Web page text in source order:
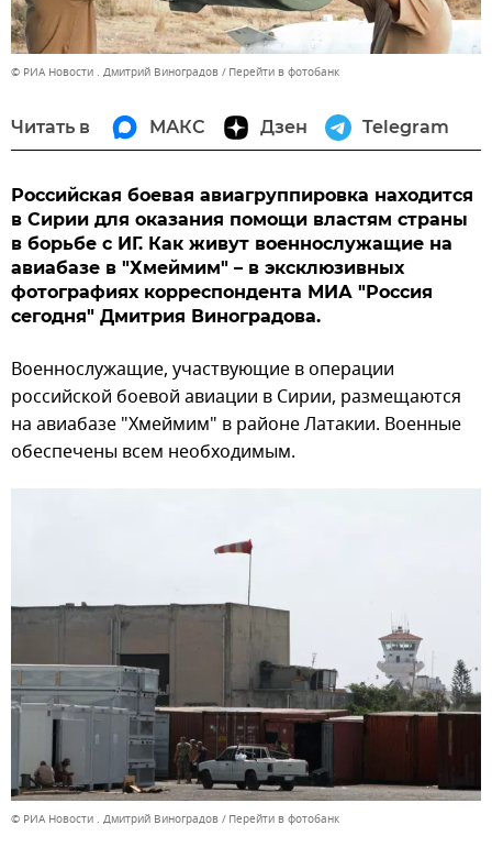
© РИА Новости . Дмитрий Виноградов Перейти в фотобанк
Читать в МАКС Дзен Telegram
Российская боевая авиагруппировка находится
в Сирии для оказания помощи властям страны
в борьбе с ИГ. Как живут военнослужащие на
авиабазе в "Хмеймим" – в эксклюзивных
фотографиях корреспондента МИА "Россия
сегодня" Дмитрия Виноградова.
Военнослужащие, участвующие в операции
российской боевой авиации в Сирии, размещаются
на авиабазе "Хмеймим" в районе Латакии. Военные
обеспечены всем необходимым.
© РИА Новости . Дмитрий Виноградов Перейти в фотобанк